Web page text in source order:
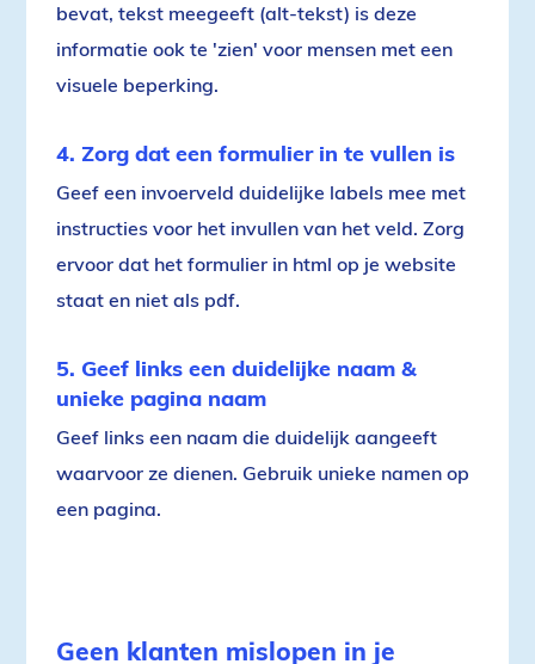
bevat, tekst meegeeft (alt-tekst) is deze
informatie ook te 'zien' voor mensen met een
visuele beperking.
4. Zorg dat een formulier in te vullen is
Geef een invoerveld duidelijke labels mee met
instructies voor het invullen van het veld. Zorg
ervoor dat het formulier in html op je website
staat en niet als pdf.
5. Geef links een duidelijke naam &
unieke pagina naam
Geef links een naam die duidelijk aangeeft
waarvoor ze dienen. Gebruik unieke namen op
een pagina.
Geen klanten mislopen in je